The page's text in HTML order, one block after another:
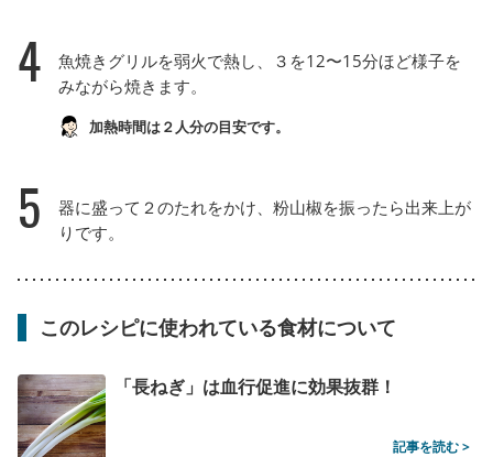
4
魚焼きグリルを弱火で熱し、３を12〜15分ほど様子を
みながら焼きます。
加熱時間は２人分の目安です。
5
器に盛って２のたれをかけ、粉山椒を振ったら出来上が
りです。
このレシピに使われている食材について
「長ねぎ」は血行促進に効果抜群！
記事を読む >